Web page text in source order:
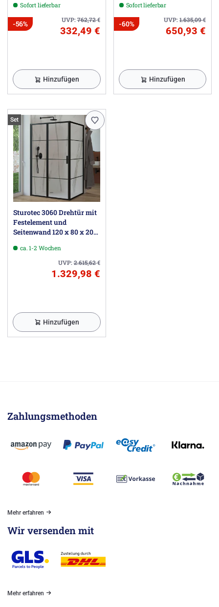
Sofort lieferbar
UVP:762,72€
-56%
332,49 €
Hinzufügen
Umsteller, eckig
Sofort lieferbar
UVP:1.635,09€
-60%
650,93 €
Hinzufügen
Set
Sturotec 3060 Drehtür mit
Festelement und
Seitenwand 120 x 80 x 200
Beschichtung
ca. 1-2 Wochen
UVP:2.615,62€
1.329,98 €
Hinzufügen
Zahlungsmethoden
Mehr erfahren
Wir versenden mit
Mehr erfahren